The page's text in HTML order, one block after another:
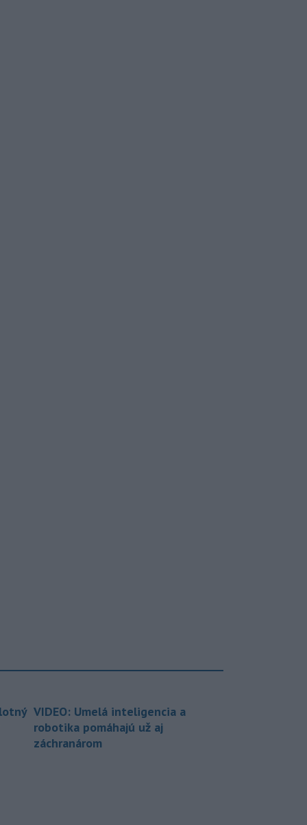
VIDEO: Umelá inteligencia a
robotika pomáhajú už aj
záchranárom